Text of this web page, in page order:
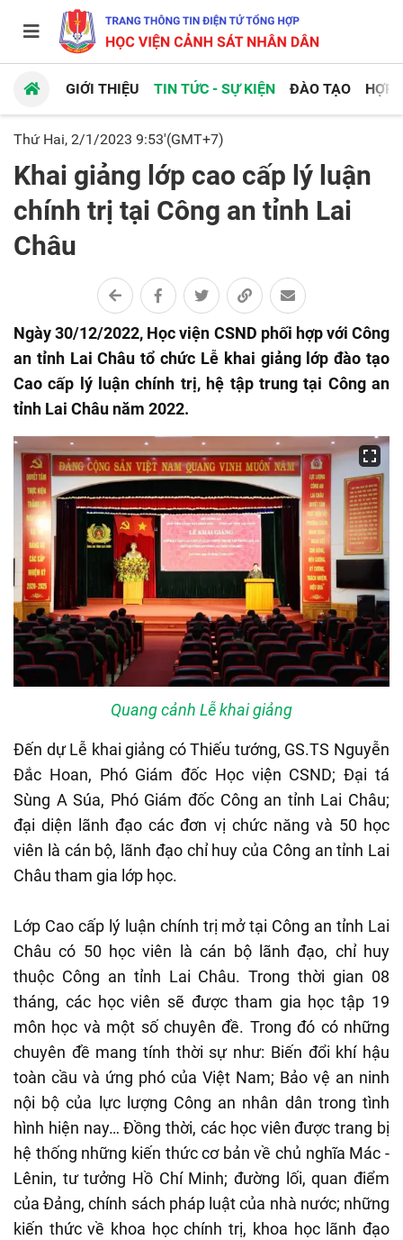
GIỚI THIỆU TIN TỨC - SỰ KIỆN ĐÀO TẠO HỢP
Thứ Hai, 2/1/2023 9:53'(GMT+7)
Khai giảng lớp cao cấp lý luận
chính trị tại Công an tỉnh Lai
Châu
Ngày 30/12/2022, Học viện CSND phối hợp với Công
an tỉnh Lai Châu tổ chức Lễ khai giảng lớp đào tạo
Cao cấp lý luận chính trị, hệ tập trung tại Công an
tỉnh Lai Châu năm 2022.
Quang cảnh Lễ khai giảng
Đến dự Lễ khai giảng có Thiếu tướng, GS.TS Nguyễn
Đắc Hoan, Phó Giám đốc Học viện CSND; Đại tá
Sùng A Súa, Phó Giám đốc Công an tỉnh Lai Châu;
đại diện lãnh đạo các đơn vị chức năng và 50 học
viên là cán bộ, lãnh đạo chỉ huy của Công an tỉnh Lai
Châu tham gia lớp học.
Lớp Cao cấp lý luận chính trị mở tại Công an tỉnh Lai
Châu có 50 học viên là cán bộ lãnh đạo, chỉ huy
thuộc Công an tỉnh Lai Châu. Trong thời gian 08
tháng, các học viên sẽ được tham gia học tập 19
môn học và một số chuyên đề. Trong đó có những
chuyên đề mang tính thời sự như: Biến đổi khí hậu
toàn cầu và ứng phó của Việt Nam; Bảo vệ an ninh
nội bộ của lực lượng Công an nhân dân trong tình
hình hiện nay… Đồng thời, các học viên được trang bị
hệ thống những kiến thức cơ bản về chủ nghĩa Mác -
Lênin, tư tưởng Hồ Chí Minh; đường lối, quan điểm
của Đảng, chính sách pháp luật của nhà nước; những
kiến thức về khoa học chính trị, khoa học lãnh đạo